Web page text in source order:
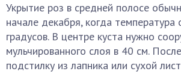
Укрытие роз в средней полосе
начале декабря, когда температура
градусов. В центре куста нужно
мульчированного слоя в 40 см.
подстилку из лапника или сухой